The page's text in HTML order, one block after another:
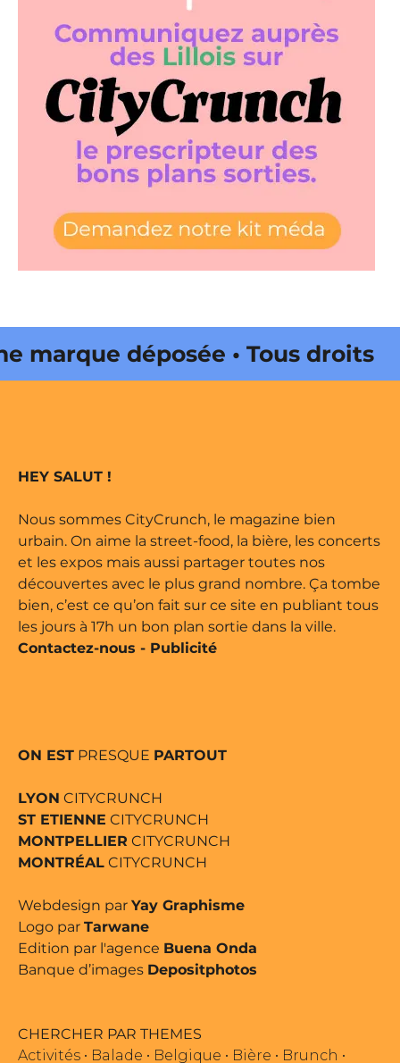
déposée • Tous droits
édité par Buena Onda Web •
HEY SALUT !
Nous sommes CityCrunch, le magazine bien
urbain. On aime la street-food, la bière, les concerts
et les expos mais aussi partager toutes nos
découvertes avec le plus grand nombre. Ça tombe
bien, c’est ce qu’on fait sur ce site en publiant tous
les jours à 17h un bon plan sortie dans la ville.
Contactez-nous - Publicité
ON EST PRESQUE PARTOUT
LYON CITYCRUNCH
ST ETIENNE CITYCRUNCH
MONTPELLIER CITYCRUNCH
MONTRÉAL CITYCRUNCH
Webdesign par Yay Graphisme
Logo par Tarwane
Edition par l'agence Buena Onda
Banque d’images Depositphotos
CHERCHER PAR THEMES
Activités • Balade • Belgique • Bière • Brunch •